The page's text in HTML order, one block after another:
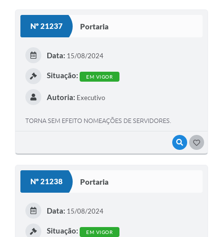
Nº 21237 Portaria
VISUALIZAR
Data: 15/08/2024
Situação: EM VIGOR
Autoria: Executivo
TORNA SEM EFEITO NOMEAÇÕES DE SERVIDORES.
Nº 21238 Portaria
Data: 15/08/2024
Situação: EM VIGOR